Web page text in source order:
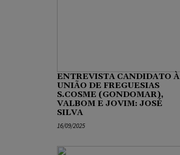
ENTREVISTA CANDIDATO À
UNIÃO DE FREGUESIAS
S.COSME (GONDOMAR),
VALBOM E JOVIM: JOSÉ
SILVA
16/09/2025